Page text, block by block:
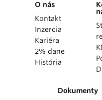
O nás
Kontakt
Inzercia
Kariéra
2% dane
História
Dokumenty